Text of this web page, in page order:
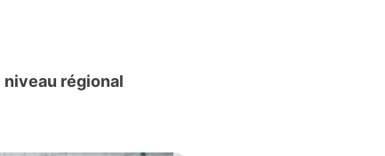
niveau régional